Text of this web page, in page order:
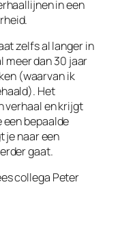
in een
zelfs al langer in
meer dan 30 jaar
(waarvan ik
Het
verhaal en krijgt
bepaalde
je naar een
gaat.
collega Peter